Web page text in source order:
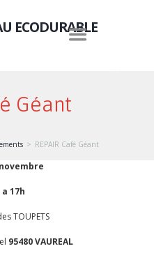
ECODURABLE
Géant
REPAIR Café Géant
17h
TOUPETS
95480 VAUREAL